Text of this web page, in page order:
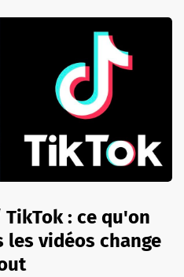
: ce qu'on
vidéos change